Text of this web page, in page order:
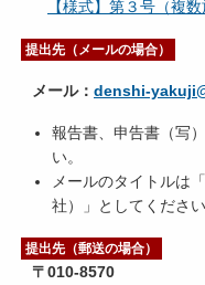
【様式】第３号（複
提出先（メールの場合）
メール： denshi-
報告書、申告書（写
い。
メールのタイトルは
社）」としてください
提出先（郵送の場合）
〒010-8570